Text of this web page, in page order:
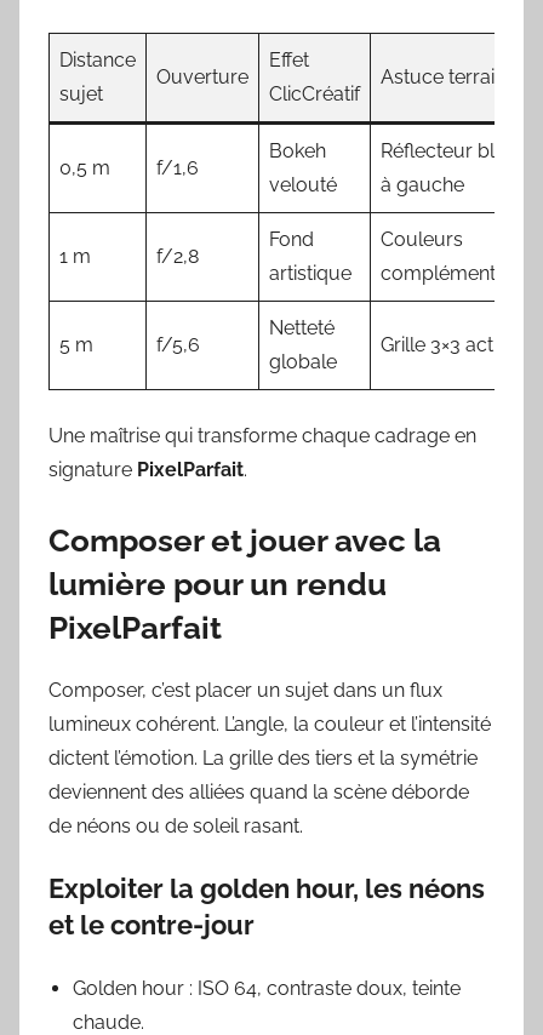
Distance
sujet
Ouverture
Effet
ClicCréatif
Astuce terrain
0,5 m f/1,6
Bokeh
velouté
Réflecteur blanc
à gauche
1 m f/2,8
Fond
artistique
Couleurs
complémentaires
5 m f/5,6
Netteté
globale
Grille 3×3 activée
Une maîtrise qui transforme chaque cadrage en
signature PixelParfait.
Composer et jouer avec la
lumière pour un rendu
PixelParfait
Composer, c’est placer un sujet dans un flux
lumineux cohérent. L’angle, la couleur et l’intensité
dictent l’émotion. La grille des tiers et la symétrie
deviennent des alliées quand la scène déborde
de néons ou de soleil rasant.
Exploiter la golden hour, les néons
et le contre-jour
Golden hour : ISO 64, contraste doux, teinte
chaude.